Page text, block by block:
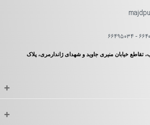
تقاطع خیابان منیری جاوید و شهدای ژاندارمری، پلاک
+
+